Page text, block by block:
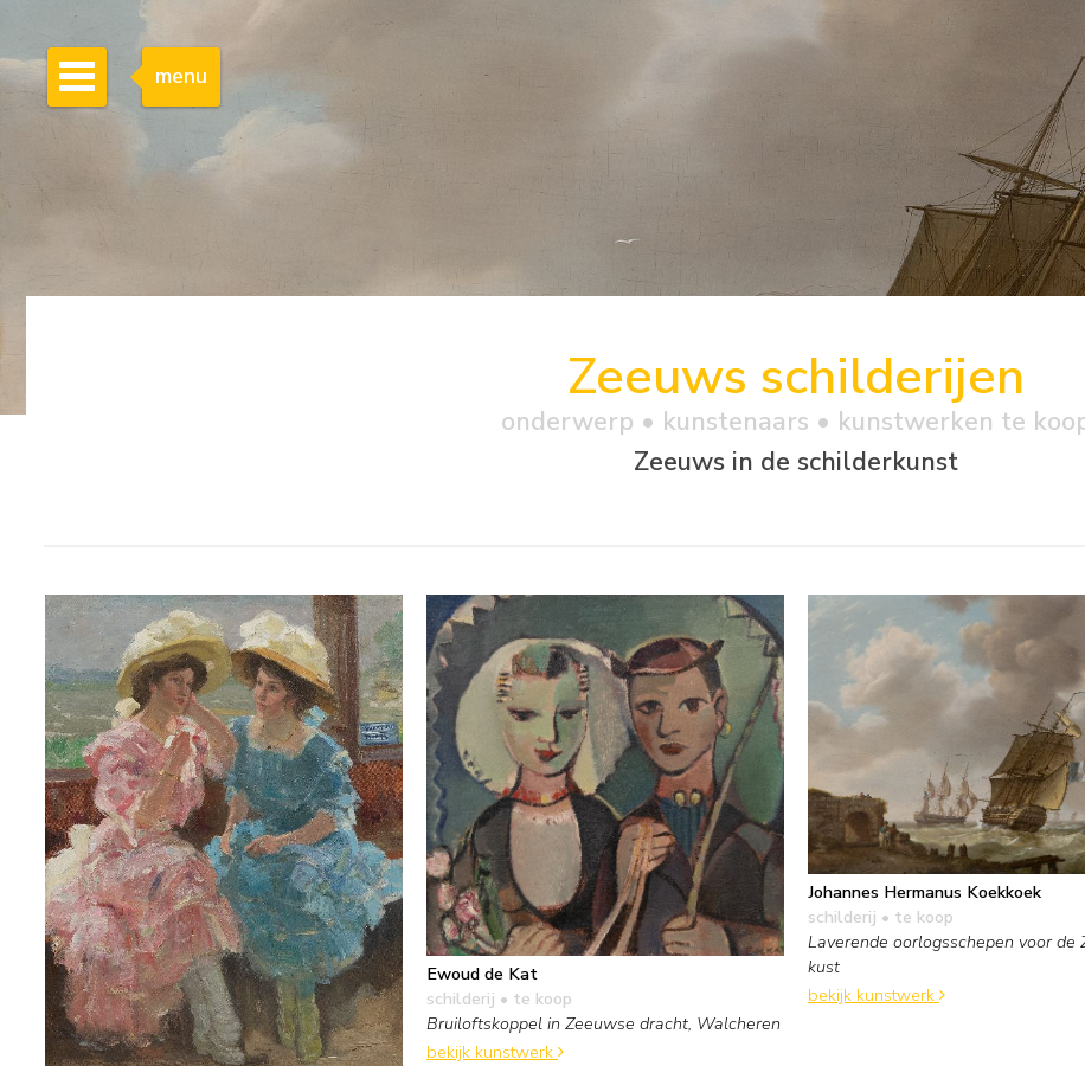
menu
Zeeuws schilderijen
onderwerp • kunstenaars • kunstwerken te
Zeeuws in de schilderkunst
Ewoud de Kat
schilderij • te koop
Bruiloftskoppel in Zeeuwse dracht, Walcheren
bekijk kunstwerk
Johannes Hermanus Koekkoek
schilderij • te koop
Laverende oorlogsschepen voor de
kust
bekijk kunstwerk